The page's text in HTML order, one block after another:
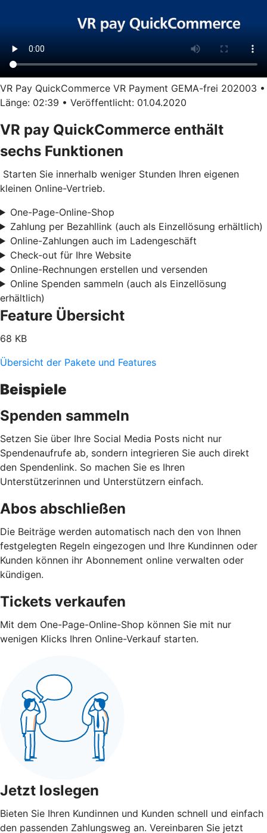
VR Pay QuickCommerce VR Payment GEMA-frei 202003 •
Länge: 02:39 • Veröffentlicht: 01.04.2020
VR pay QuickCommerce enthält
sechs Funktionen
Starten Sie innerhalb weniger Stunden Ihren eigenen
kleinen Online-Vertrieb.
One-Page-Online-Shop
Zahlung per Bezahllink (auch als Einzellösung erhältlich)
Online-Zahlungen auch im Ladengeschäft
Check-out für Ihre Website
Online-Rechnungen erstellen und versenden
Online Spenden sammeln (auch als Einzellösung
erhältlich)
Feature Übersicht
68 KB
Übersicht der Pakete und Features
Beispiele
Spenden sammeln
Setzen Sie über Ihre Social Media Posts nicht nur
Spendenaufrufe ab, sondern integrieren Sie auch direkt
den Spendenlink. So machen Sie es Ihren
Unterstützerinnen und Unterstützern einfach.
Abos abschließen
Die Beiträge werden automatisch nach den von Ihnen
festgelegten Regeln eingezogen und Ihre Kundinnen oder
Kunden können ihr Abonnement online verwalten oder
kündigen.
Tickets verkaufen
Mit dem One-Page-Online-Shop können Sie mit nur
wenigen Klicks Ihren Online-Verkauf starten.
Jetzt loslegen
Bieten Sie Ihren Kundinnen und Kunden schnell und einfach
den passenden Zahlungsweg an. Vereinbaren Sie jetzt